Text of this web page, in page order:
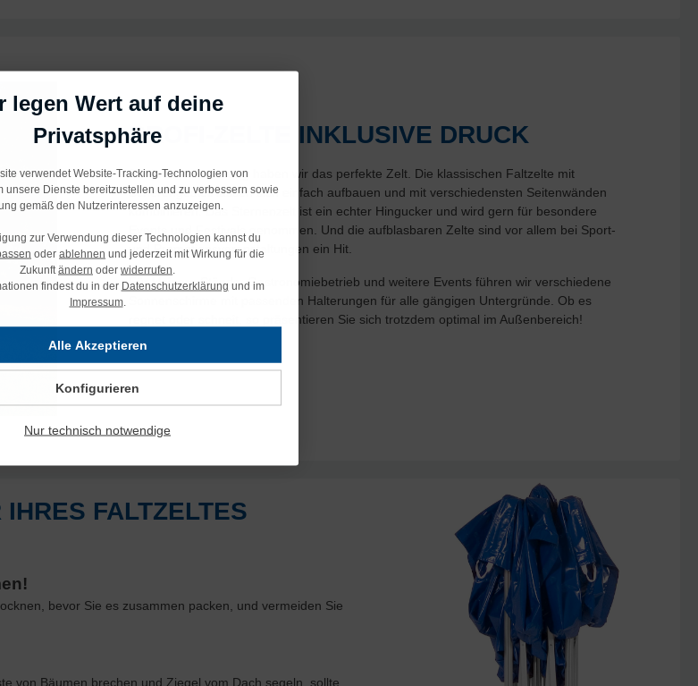
PROFI-ZELTE INKLUSIVE DRUCK
Für jede Anforderung haben wir das perfekte Zelt. Die klassischen Faltzelte mit
Scherengestell lassen sich einfach aufbauen und mit verschiedensten Seitenwänden
kombinieren. Das Sternenzelt ist ein echter Hingucker und wird gern für besondere
Events und Festivals genommen. Und die aufblasbaren Zelte sind vor allem bei Sport-
und Promotionsveranstaltungen ein Hit.
Für kleinere Stände, Gastronomiebetrieb und weitere Events führen wir verschiedene
Sonnenschirme mit passenden Halterungen für alle gängigen Untergründe. Ob es
regnet oder schneit, so präsentieren Sie sich trotzdem optimal im Außenbereich!
FALTZELTES
bevor Sie es zusammen packen, und vermeiden Sie
von Bäumen brechen und Ziegel vom Dach segeln, sollte
legen Wert auf deine
Privatsphäre
verwendet Website-Tracking-Technologien von
unsere Dienste bereitzustellen und zu verbessern sowie
gemäß den Nutzerinteressen anzuzeigen.
zur Verwendung dieser Technologien kannst du
oder ablehnen und jederzeit mit Wirkung für die
Zukunft ändern oder widerrufen
findest du in der Datenschutzerklärung und im
Impressum.
Nur technisch notwendige
Konfigurieren
Alle Akzeptieren